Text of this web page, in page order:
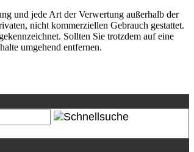
und jede Art der Verwertung außerhalb der
nicht kommerziellen Gebrauch gestattet.
Sollten Sie trotzdem auf eine
umgehend entfernen.